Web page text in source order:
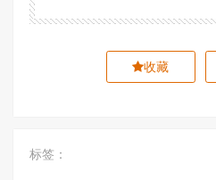
收藏
标签：